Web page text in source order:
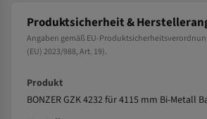
Produktsicherheit &
Angaben gemäß EU-
(EU) 2023/988, Art. 19).
Produkt
BONZER GZK 4232 für 4115 mm Bi-Metall